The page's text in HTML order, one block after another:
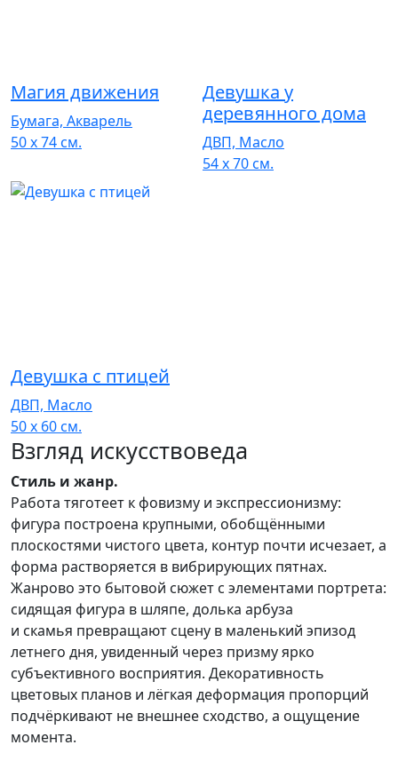
Магия движения
Бумага, Акварель
50 x 74 см.
Девушка у
деревянного дома
ДВП, Масло
54 x 70 см.
Девушка с птицей
ДВП, Масло
50 x 60 см.
Взгляд искусствоведа
Стиль и жанр.
Работа тяготеет к фовизму и экспрессионизму:
фигура построена крупными, обобщёнными
плоскостями чистого цвета, контур почти исчезает, а
форма растворяется в вибрирующих пятнах.
Жанрово это бытовой сюжет с элементами портрета:
сидящая фигура в шляпе, долька арбуза
и скамья превращают сцену в маленький эпизод
летнего дня, увиденный через призму ярко
субъективного восприятия. Декоративность
цветовых планов и лёгкая деформация пропорций
подчёркивают не внешнее сходство, а ощущение
момента.​